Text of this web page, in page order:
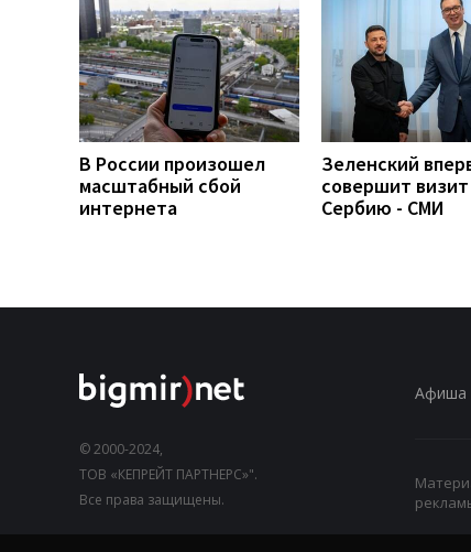
В России произошел
масштабный сбой
интернета
Зеленский
совершит визит
Сербию - СМИ
© 2000-2024,
ТОВ «КЕПРЕЙТ ПАРТНЕРС»".
Все права защищены.
Афиша